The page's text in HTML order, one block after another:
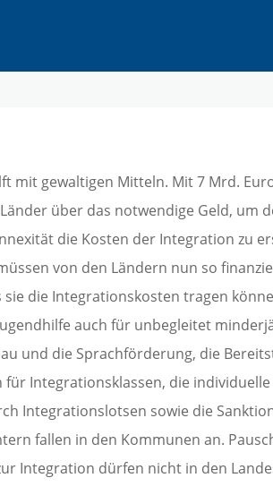
mit gewaltigen Mitteln. Mit 7 Mrd.
über das notwendige Geld, um
die Kosten der Integration zu
von den Ländern nun so
sie die Integrationskosten tragen
auch für unbegleitet
und die Sprachförderung, die
für Integrationsklassen, die
Integrationslotsen sowie die
fallen in den Kommunen an.
Integration dürfen nicht in den